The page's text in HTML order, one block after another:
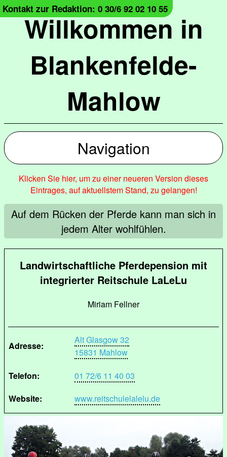
Willkommen in
Blankenfelde-
Mahlow
Kontakt zur Redaktion: 0 30/6 92 02 10 55
Navigation
Klicken Sie hier, um zu einer neueren Version dieses
Eintrages, auf aktuellstem Stand, zu gelangen!
Auf dem Rücken der Pferde kann man sich in
jedem Alter wohlfühlen.
Landwirtschaftliche Pferdepension mit
integrierter Reitschule LaLeLu
Miriam Fellner
Adresse:
Alt Glasgow 32
15831 Mahlow
Telefon:
01 72/6 11 40 03
Website:
www.reitschulelalelu.de